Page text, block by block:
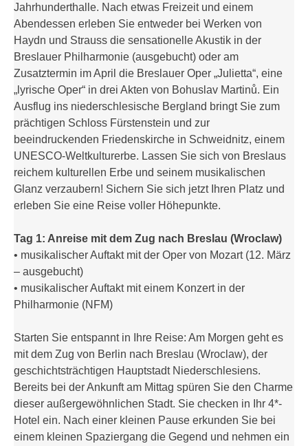
Jahrhunderthalle. Nach etwas Freizeit und einem
Abendessen erleben Sie entweder bei Werken von
Haydn und Strauss die sensationelle Akustik in der
Breslauer Philharmonie (ausgebucht) oder am
Zusatztermin im April die Breslauer Oper „Julietta“, eine
„lyrische Oper“ in drei Akten von Bohuslav Martinů. Ein
Ausflug ins niederschlesische Bergland bringt Sie zum
prächtigen Schloss Fürstenstein und zur
beeindruckenden Friedenskirche in Schweidnitz, einem
UNESCO-Weltkulturerbe. Lassen Sie sich von Breslaus
reichem kulturellen Erbe und seinem musikalischen
Glanz verzaubern! Sichern Sie sich jetzt Ihren Platz und
erleben Sie eine Reise voller Höhepunkte.
Tag 1: Anreise mit dem Zug nach Breslau (Wroclaw)
• musikalischer Auftakt mit der Oper von Mozart (12. März
– ausgebucht)
• musikalischer Auftakt mit einem Konzert in der
Philharmonie (NFM)
Starten Sie entspannt in Ihre Reise: Am Morgen geht es
mit dem Zug von Berlin nach Breslau (Wroclaw), der
geschichtsträchtigen Hauptstadt Niederschlesiens.
Bereits bei der Ankunft am Mittag spüren Sie den Charme
dieser außergewöhnlichen Stadt. Sie checken in Ihr 4*-
Hotel ein. Nach einer kleinen Pause erkunden Sie bei
einem kleinen Spaziergang die Gegend und nehmen ein